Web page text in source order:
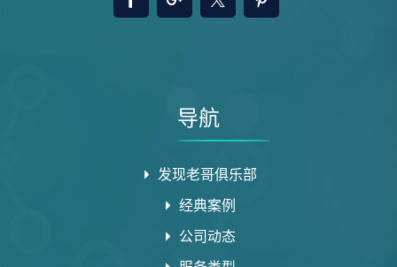
导航
发现老哥俱乐部
经典案例
公司动态